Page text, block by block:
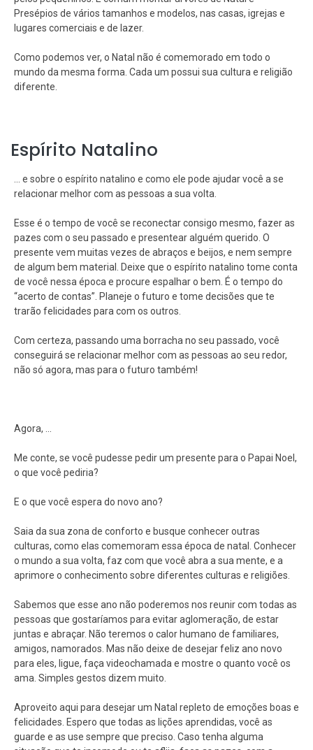
Presépios de vários tamanhos e modelos, nas casas, igrejas e
lugares comerciais e de lazer.
Como podemos ver, o Natal não é comemorado em todo o
mundo da mesma forma. Cada um possui sua cultura e religião
diferente.
Espírito Natalino
... e sobre o espírito natalino e como ele pode ajudar você a se
relacionar melhor com as pessoas a sua volta.
Esse é o tempo de você se reconectar consigo mesmo, fazer as
pazes com o seu passado e presentear alguém querido. O
presente vem muitas vezes de abraços e beijos, e nem sempre
de algum bem material. Deixe que o espírito natalino tome conta
de você nessa época e procure espalhar o bem. É o tempo do
“acerto de contas”. Planeje o futuro e tome decisões que te
trarão felicidades para com os outros.
Com certeza, passando uma borracha no seu passado, você
conseguirá se relacionar melhor com as pessoas ao seu redor,
não só agora, mas para o futuro também!
Agora, ...
Me conte, se você pudesse pedir um presente para o Papai Noel,
o que você pediria?
E o que você espera do novo ano?
Saia da sua zona de conforto e busque conhecer outras
culturas, como elas comemoram essa época de natal. Conhecer
o mundo a sua volta, faz com que você abra a sua mente, e a
aprimore o conhecimento sobre diferentes culturas e religiões.
Sabemos que esse ano não poderemos nos reunir com todas as
pessoas que gostaríamos para evitar aglomeração, de estar
juntas e abraçar. Não teremos o calor humano de familiares,
amigos, namorados. Mas não deixe de desejar feliz ano novo
para eles, ligue, faça videochamada e mostre o quanto você os
ama. Simples gestos dizem muito.
Aproveito aqui para desejar um Natal repleto de emoções boas e
felicidades. Espero que todas as lições aprendidas, você as
guarde e as use sempre que preciso. Caso tenha alguma